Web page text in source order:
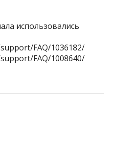
использовались
FAQ/1036182/
FAQ/1008640/